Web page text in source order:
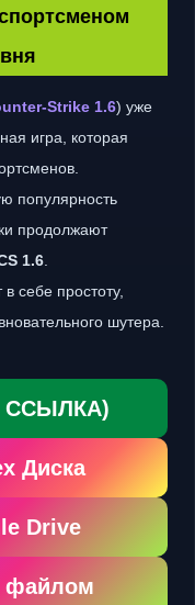
Strike 1.6) уже
игра, которая
популярность
продолжают
1.6.
себе простоту,
шутера.
ССЫЛКА)
Диска
Drive
файлом